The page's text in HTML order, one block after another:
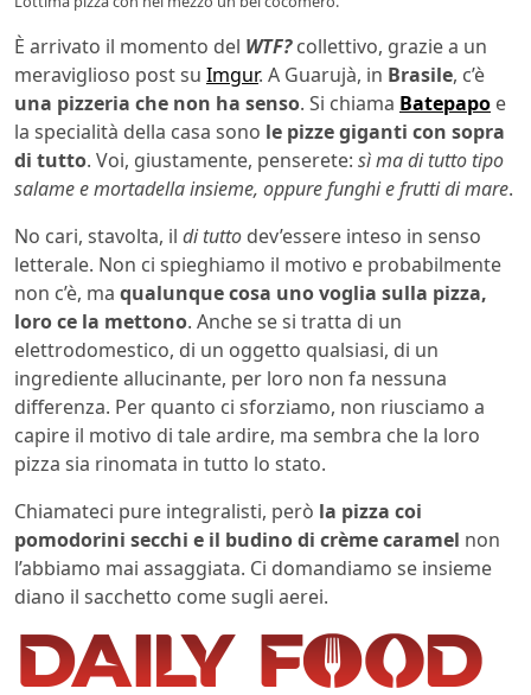
È arrivato il momento del WTF?collettivo, grazie a un
meraviglioso post su Imgur. A Guarujà, in Brasile, c’è
una pizzeria che non ha senso. Si chiama Batepapo e
la specialità della casa sono le pizze giganti con sopra
di tutto. Voi, giustamente, penserete: sì ma di tutto tipo
salame e mortadella insieme, oppure funghi e frutti di mare.
No cari, stavolta, il di tutto dev’essere inteso in senso
letterale. Non ci spieghiamo il motivo e probabilmente
non c’è, ma qualunque cosa uno voglia sulla pizza,
loro ce la mettono. Anche se si tratta di un
elettrodomestico, di un oggetto qualsiasi, di un
ingrediente allucinante, per loro non fa nessuna
differenza. Per quanto ci sforziamo, non riusciamo a
capire il motivo di tale ardire, ma sembra che la loro
pizza sia rinomata in tutto lo stato.
Chiamateci pure integralisti, però la pizza coi
pomodorini secchi e il budino di crème caramel non
l’abbiamo mai assaggiata. Ci domandiamo se insieme
diano il sacchetto come sugli aerei.